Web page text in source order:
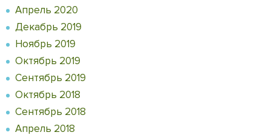
Апрель 2020
Декабрь 2019
Ноябрь 2019
Октябрь 2019
Сентябрь 2019
Октябрь 2018
Сентябрь 2018
Апрель 2018